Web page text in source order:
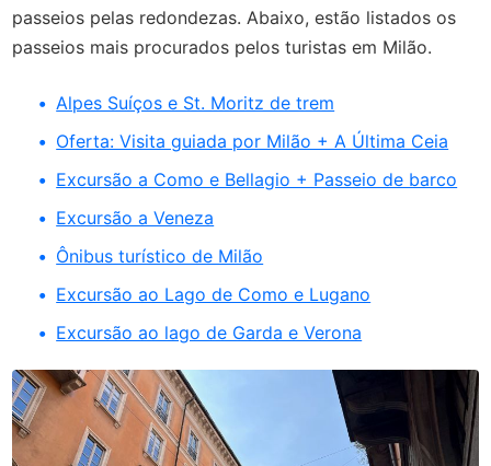
passeios pelas redondezas. Abaixo, estão listados os
passeios mais procurados pelos turistas em Milão.
Alpes Suíços e St. Moritz de trem
Oferta: Visita guiada por Milão + A Última Ceia
Excursão a Como e Bellagio + Passeio de barco
Excursão a Veneza
Ônibus turístico de Milão
Excursão ao Lago de Como e Lugano
Excursão ao lago de Garda e Verona